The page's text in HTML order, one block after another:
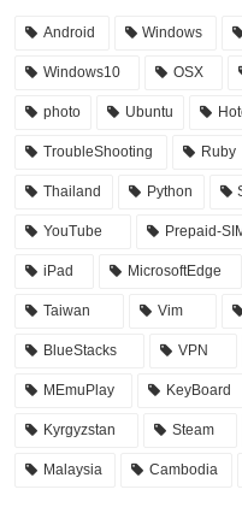
Android Windows
Windows10 OSX
photo Ubuntu
TroubleShooting Ruby
Thailand Python
YouTube Prepaid-
iPad MicrosoftEdge
Taiwan Vim
BlueStacks VPN
MEmuPlay KeyBoard
Kyrgyzstan Steam
Malaysia Cambodia